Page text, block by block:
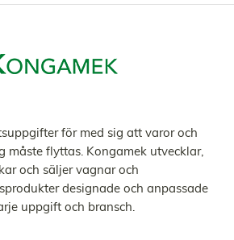
för med sig att varor och
måste flyttas. Kongamek utvecklar,
och säljer vagnar och
designade och anpassade
uppgift och bransch.